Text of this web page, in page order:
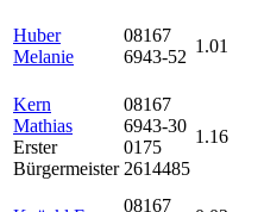
Huber
Melanie
08167
6943-52
1.01
Kern
Mathias
Erster
Bürgermeister
08167
6943-30
0175
2614485
1.16
08167